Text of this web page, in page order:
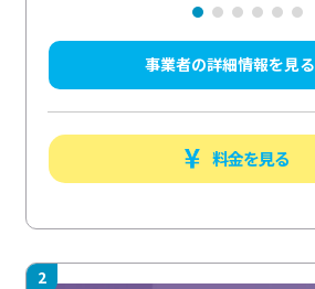
事業者の詳細情報を見る
料金を見る
2